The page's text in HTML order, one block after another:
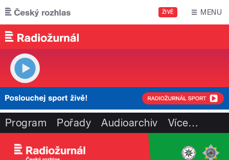
Přejít k hlavnímu obsahu
ŽIVĚ MENU
Program Pořady Audioarchiv Více…